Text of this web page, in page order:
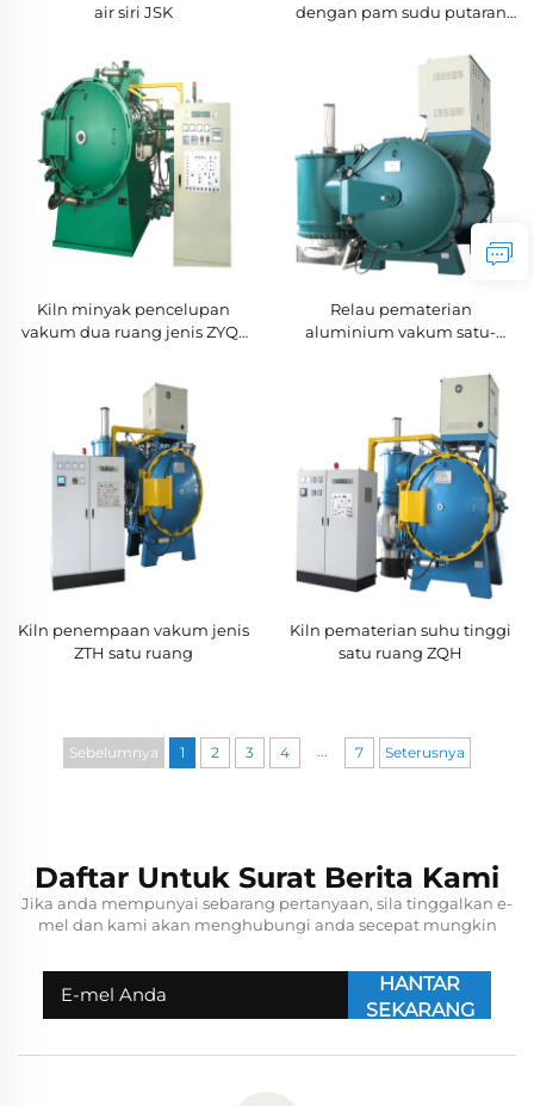
air siri JSK
dengan pam sudu putaran
Kiln minyak pencelupan
vakum dua ruang jenis ZYQ2
Relau pematerian
aluminium vakum satu-
Kiln penempaan vakum jenis
ZTH satu ruang
Kiln pematerian suhu tinggi
satu ruang ZQH
Sebelumnya 1 2 3 4 ... 7 Seterusnya
Daftar Untuk Surat Berita Kami
Jika anda mempunyai sebarang pertanyaan, sila tinggalkan e-
mel dan kami akan menghubungi anda secepat mungkin
HANTAR
SEKARANG